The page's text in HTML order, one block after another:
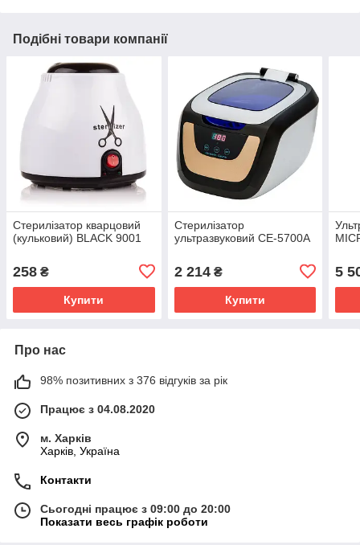
Подібні товари компанії
Стерилізатор кварцовий
(кульковий) BLACK 9001
258 ₴
Купити
Стерилізатор
ультразвуковий CE-5700A
2 214₴
Купити
5
Про нас
98% позитивних з 376 відгуків за рік
Працює з 04.08.2020
м. Харків
Харків, Україна
Контакти
Сьогодні працює з 09:00 до 20:00
Показати весь графік роботи